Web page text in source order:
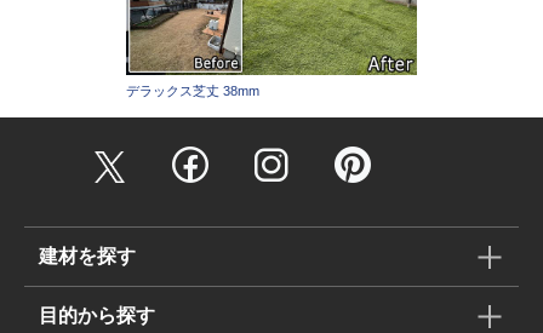
デラックス芝丈 38mm
建材を探す
目的から探す